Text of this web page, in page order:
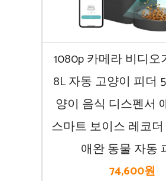
1080p 카메라 비디오
8L 자동 고양이 피더
양이 음식 디스펜서
스마트 보이스 레코더
애완 동물 자동
74,600원